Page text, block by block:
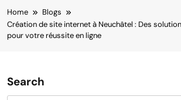
Home
Blogs
Création de site internet à Neuchâtel : Des
pour votre réussite en ligne
Search